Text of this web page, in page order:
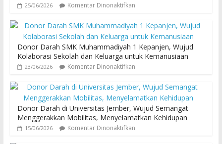
25/06/2026 Komentar Dinonaktifkan
Donor Darah SMK Muhammadiyah 1 Kepanjen, Wujud
Kolaborasi Sekolah dan Keluarga untuk Kemanusiaan
23/06/2026 Komentar Dinonaktifkan
Donor Darah di Universitas Jember, Wujud Semangat
Menggerakkan Mobilitas, Menyelamatkan Kehidupan
15/06/2026 Komentar Dinonaktifkan